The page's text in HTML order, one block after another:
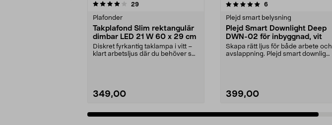
29recensioner
Plafonder
Takplafond Slim rektangulär
dimbar LED 21 W 60 x 29 cm
Diskret fyrkantig taklampa i vitt –
klart arbetsljus där du behöver se
349,00
5.0 av 5 stjärnor 6recensioner
Plejd smart belysning
Plejd Smart Downlight Deep
DWN-02 för inbyggnad, vit
Skapa rätt ljus för både arbete och
avslappning. Plejd smart downlight
399,00
4.5 av 5 stjärnor